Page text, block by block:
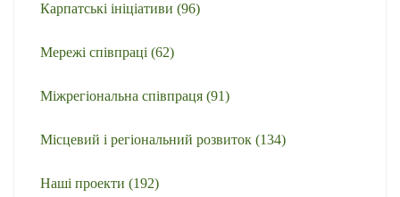
Карпатські ініціативи (96)
Мережі співпраці (62)
Міжрегіональна співпраця (91)
Місцевий і регіональний розвиток (134)
Наші проекти (192)